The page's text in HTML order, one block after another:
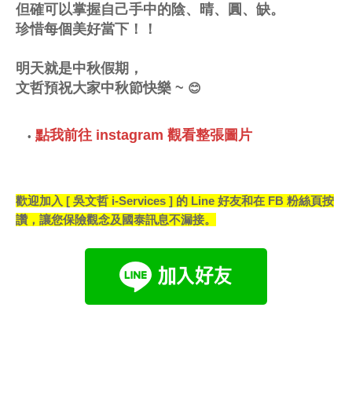
但確可以掌握自己手中的陰、晴、圓、缺。
珍惜每個美好當下！！
明天就是中秋假期，
文哲預祝大家中秋節快樂 ~ 😊
點我前往 instagram 觀看整張圖片
歡迎加入 [ 吳文哲 i-Services ] 的 Line 好友和在 FB 粉絲頁按
讚，讓您保險觀念及國泰訊息不漏接。